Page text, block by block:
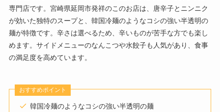
専門店です。​宮崎県延岡市発祥のこのお店は、唐辛子とニンニク
が効いた独特のスープと、韓国冷麺のようなコシの強い半透明の
麺が特徴です。​辛さは選べるため、辛いものが苦手な方でも楽し
めます。​サイドメニューのなんこつや水餃子も人気があり、食事
の満足度を高めています。​
おすすめポイント
韓国冷麺のようなコシの強い半透明の麺​